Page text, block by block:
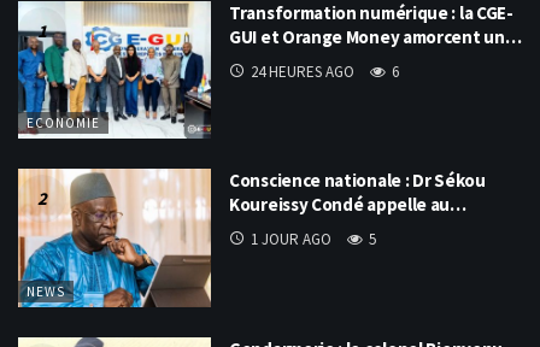
ECONOMIE
Transformation numérique : la CGE-
GUI et Orange Money amorcent un…
24 HEURES AGO 6
NEWS
Conscience nationale : Dr Sékou
Koureissy Condé appelle au…
1 JOUR AGO 5